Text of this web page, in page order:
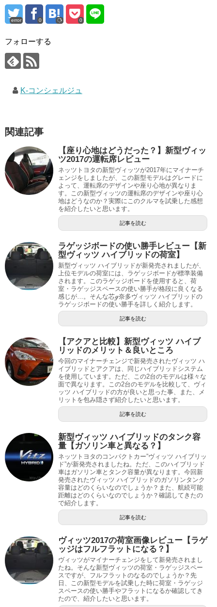
error 0 0
フォローする
K-コンシェルジュ
関連記事
【座り心地はどうだった？】新型ヴィッ
ツ2017の運転席レビュー
ネッツトヨタの新型ヴィッツが2017年にマイナーチ
ェンジをしましたが、この新型モデルはグレードに
よって、運転席のデザインや座り心地が異なりま
す。この新型ヴィッツの運転席のデザインや座り心
地はどうなのか？実際にこのクルマを試乗した感想
を紹介したいと思います。
記事を読む
ラゲッジボードの使い勝手レビュー【新
型ヴィッツ ハイブリッドの荷室】
新型ヴィッツ ハイブリッドが新発売されましたが、
上位モデルの荷室には、ラゲッジボードが標準装備
されます。このラゲッジボードを使用すると、荷
室・ラゲッジスペースの使い勝手が格段に良くなる
感じが…。そんな芯ℊ奈多ヴィッツ ハイブリッドの
ラゲッジボードの使い勝手を詳しく紹介します。
記事を読む
【アクアと比較】新型ヴィッツ ハイブ
リッドのメリット＆良いところ
今回のマイナーチェンジで新発売されたヴィッツ ハ
イブリッドとアクアは、同じハイブリッドシステム
を使用しています。ただ、この2台のモデルは様々な
面で異なります。この2台のモデルを比較して、ヴィ
ッツ ハイブリッドの方が良いと思った事、また、メ
リットを包み隠さず紹介したいと思います。
記事を読む
新型ヴィッツ ハイブリッドのタンク容
量【ガソリン車と異なる？】
ネッツトヨタのコンパクトカー”ヴィッツ ハイブリッ
ド”が新発売されましたね。ただ、このハイブリッド
車はガソリン車とタンク容量が異なります。今回新
発売されたヴィッツ ハイブリッドのガソリンタンク
容量はどのくらいなのでしょうか？また、航続可能
距離はどのくらいなのでしょうか？確認してきたの
で紹介します。
記事を読む
ヴィッツ2017の荷室画像レビュー【ラゲ
ッジはフルフラットになる？】
ヴィッツがマイナーチェンジをして新発売されまし
たね。そんな新型ヴィッツの荷室・ラゲッジスペー
スですが、フルフラットのなるのでしょうか？先
日、この新型モデルを試乗した時に荷室・ラゲッジ
スペースの使い勝手やフラットになるか確認してき
たので、紹介したいと思います。